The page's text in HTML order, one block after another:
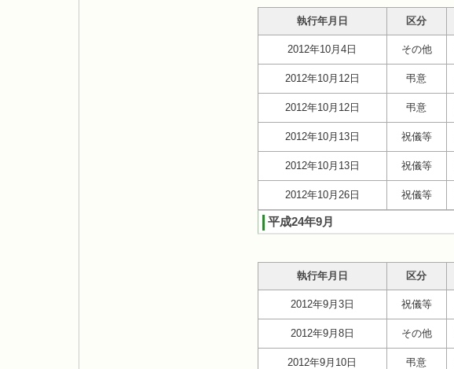
執行年月日 区分
2012年10月4日 その他
2012年10月12日 弔意
2012年10月12日 弔意
2012年10月13日 祝儀等
2012年10月13日 祝儀等
2012年10月26日 祝儀等
平成24年9月
執行年月日 区分
2012年9月3日 祝儀等
2012年9月8日 その他
2012年9月10日 弔意